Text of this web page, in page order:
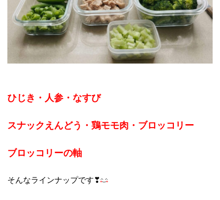
ひじき・人参・なすび
スナックえんどう・鶏モモ肉・ブロッコリー
ブロッコリーの軸
そんなラインナップです❣